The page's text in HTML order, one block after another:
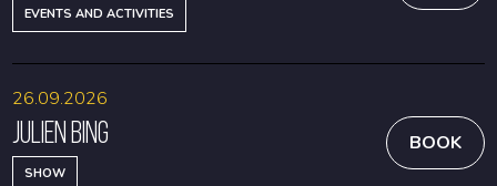
EVENTS AND ACTIVITIES
Julien Bing
SHOW
26.09.2026
BOOK